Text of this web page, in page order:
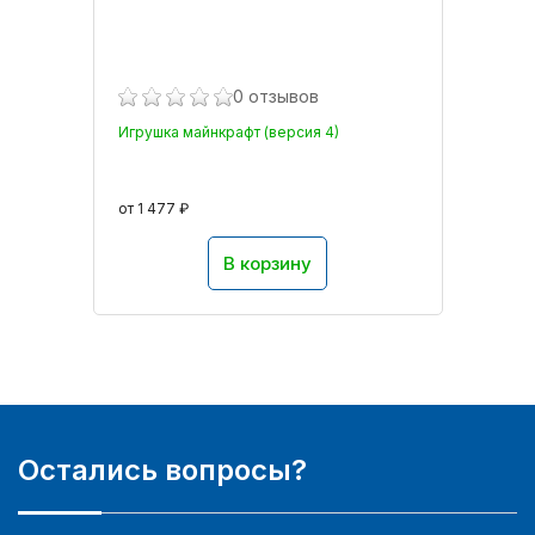
0 отзывов
Игрушка майнкрафт (версия 4)
от 1 477 ₽
В корзину
Остались вопросы?